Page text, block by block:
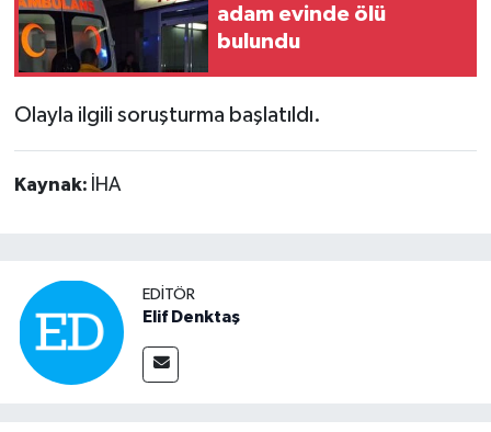
adam evinde ölü
bulundu
Olayla ilgili soruşturma başlatıldı.
Kaynak: İHA
EDITÖR
Elif Denktaş